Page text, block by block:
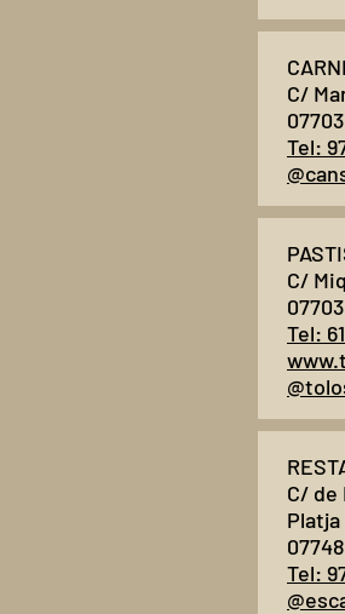
C/
Tel:
C/
Tel:
C/ de
Tel: